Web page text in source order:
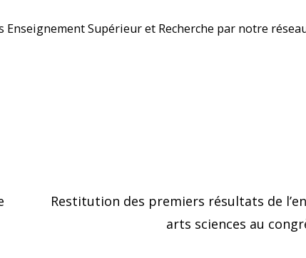
Supérieur et Recherche par notre
Restitution des premiers résultats de
arts sciences au